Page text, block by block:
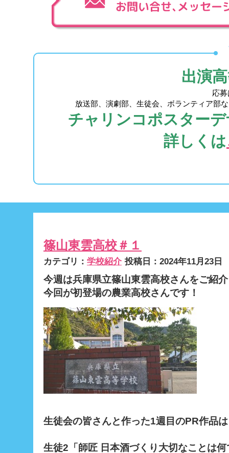
出演
応
放送部、演劇部、生徒会、ボランティア部
チャリンコポスター
詳しくは
篠山東雲高校＃１
カテゴリ： 学校紹介 投稿日：2024年11月23日
今週は兵庫県立篠山東雲高校さんをご紹
今回が初登場の農業高校さんです！
生徒会の皆さんと作った1週目のPR作品
生徒2「師匠 日本酒づくり大切なことは